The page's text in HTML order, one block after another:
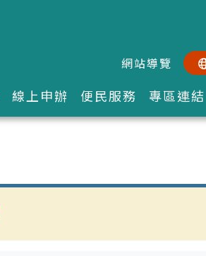
:::網站導覽
線上申辦 便民服務 專區連結